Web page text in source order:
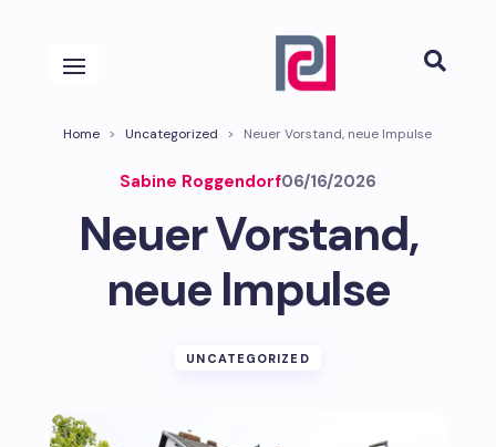

Home > Uncategorized > Neuer Vorstand, neue Impulse
Sabine Roggendorf06/16/2026
Neuer Vorstand,
neue Impulse
UNCATEGORIZED